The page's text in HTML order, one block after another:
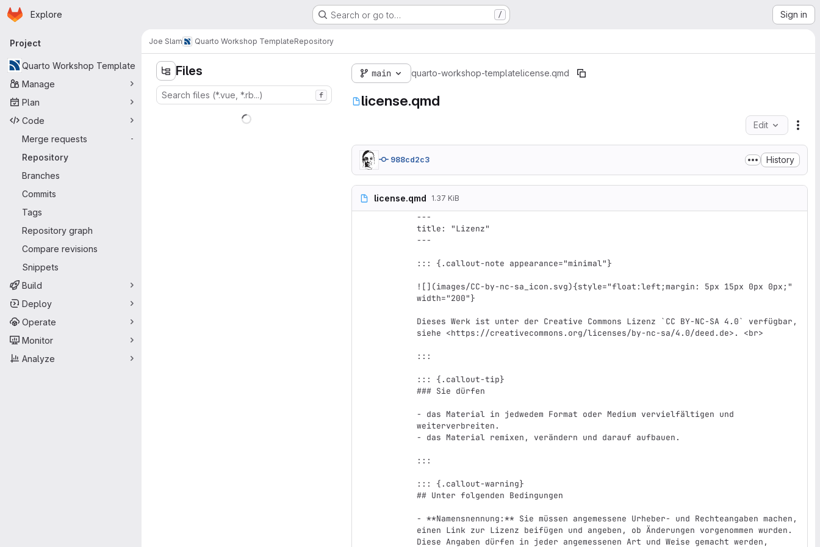
Skip to main content
Homepage
Explore Search or go to… / Sign in
Primary navigation
Project
Quarto Workshop Template
Manage
Plan
Code
Merge requests
-
Repository
Branches
Commits
Tags
Repository graph
Compare revisions
Snippets
Build
Deploy
Operate
Monitor
Analyze
Joe Slam Quarto Workshop TemplateRepository
Files
f
main quarto-workshop-templatelicense.qmd
license.qmd
Edit
988cd2c3 History
license.qmd 1.37 KiB
---
title: "Lizenz"
---
::: {.callout-note appearance="minimal"}
![](images/CC-by-nc-sa_icon.svg){style="float:left;margin: 5px 15px 0px 0px;"
width="200"}
Dieses Werk ist unter der Creative Commons Lizenz `CC BY-NC-SA 4.0` verfügbar,
siehe <https://creativecommons.org/licenses/by-nc-sa/4.0/deed.de>. <br>
:::
::: {.callout-tip}
### Sie dürfen
- das Material in jedwedem Format oder Medium vervielfältigen und
weiterverbreiten.
- das Material remixen, verändern und darauf aufbauen.
:::
::: {.callout-warning}
## Unter folgenden Bedingungen
- **Namensnennung:** Sie müssen angemessene Urheber- und Rechteangaben machen,
einen Link zur Lizenz beifügen und angeben, ob Änderungen vorgenommen wurden.
Diese Angaben dürfen in jeder angemessenen Art und Weise gemacht werden,